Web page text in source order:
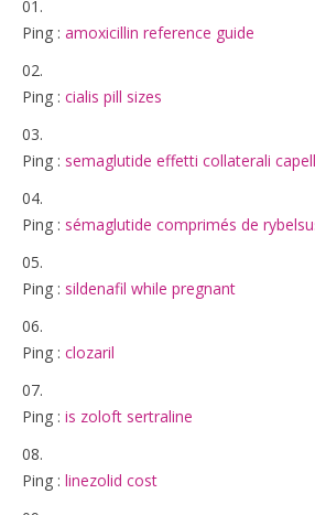
Ping : amoxicillin reference guide
Ping : cialis pill sizes
Ping : semaglutide effetti collaterali
Ping : sémaglutide comprimés de
Ping : sildenafil while pregnant
Ping : clozaril
Ping : is zoloft sertraline
Ping : linezolid cost